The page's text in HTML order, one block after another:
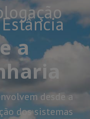
a
desde a
dos sistemas